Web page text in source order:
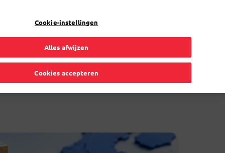
Particulier
Cookie-instellingen
Alles afwijzen
Cookies accepteren